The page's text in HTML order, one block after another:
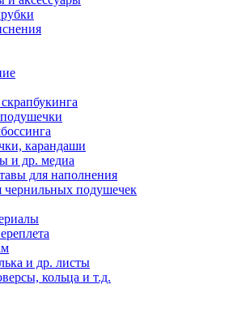
карандаши
и др. медиа
для наполнения
чернильных подушечек
и др. листы
кольца и т.д.